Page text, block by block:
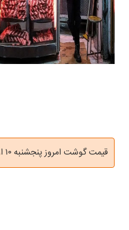
قیمت گوشت امروز پنجشنبه ۱۰ اردیبهشت ۱۴۰۵ اعلام شد.